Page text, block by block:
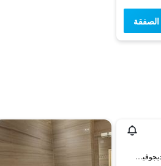
Nám. Premysla Otakara Ii. 90/28, كي بوديجوفيس, منطقة جنوب بوهيميا, جمهورية التشيك